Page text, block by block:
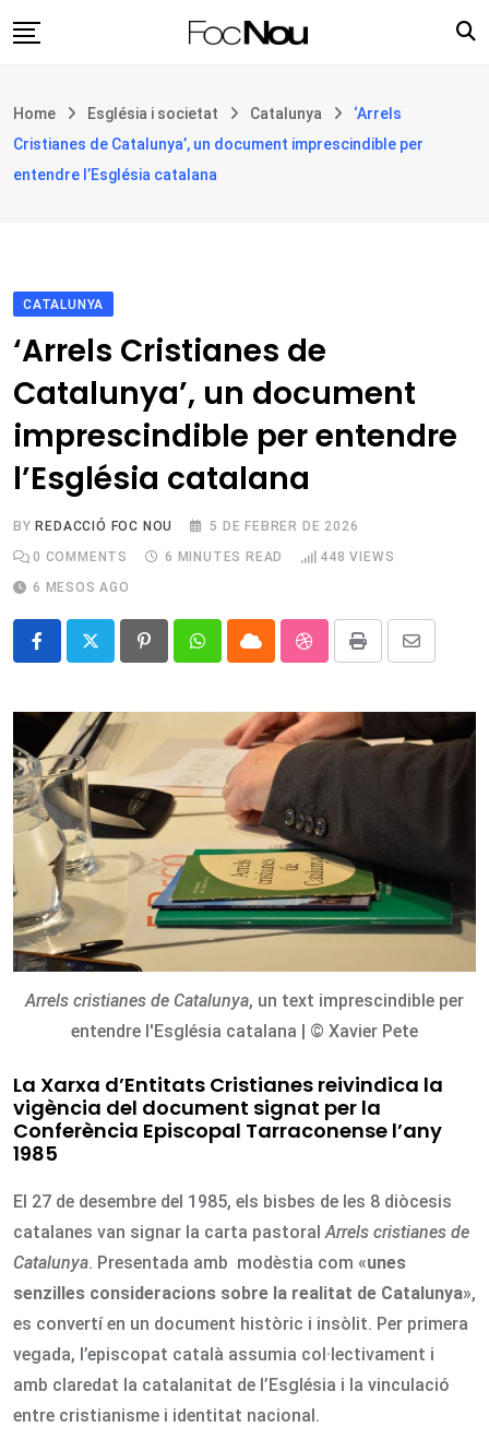
to
Filosofia i teologia
Cultura
Botiga
Home Església i societat Catalunya
‘Arrels
Cristianes de Catalunya’, un document imprescindible per
entendre l’Església catalana
CATALUNYA
‘Arrels Cristianes de
Catalunya’, un document
imprescindible per entendre
l’Església catalana
BY REDACCIÓ FOC NOU
5 DE FEBRER DE 2026
0 COMMENTS 6 MINUTES READ 448 VIEWS
6 MESOS AGO
PinterestWhatsappCloud StumbleUpon
Print
Share
Email
Arrels cristianes de Catalunya, un text imprescindible per
entendre l'Església catalana | © Xavier Pete
La Xarxa d’Entitats Cristianes reivindica la
vigència del document signat per la
Conferència Episcopal Tarraconense l’any
1985
El 27 de desembre del 1985, els bisbes de les 8 diòcesis
catalanes van signar la carta pastoralArrels cristianes de
Catalunya. Presentada amb modèstia com «unes
senzilles consideracions sobre la realitat de Catalunya»,
es convertí en un document històric i insòlit. Per primera
vegada, l’episcopat català assumia col·lectivament i
amb claredat la catalanitat de l’Església i la vinculació
entre cristianisme i identitat nacional.